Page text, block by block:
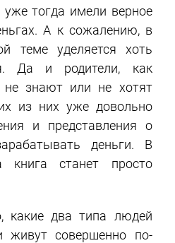
тогда имели верное
А к сожалению, в
теме уделяется хоть
Да и родители, как
не знают или не хотят
из них уже довольно
и представления о
деньги. В
книга станет просто
какие два типа людей
живут совершенно по-